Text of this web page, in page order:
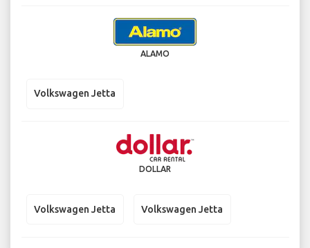
ALAMO
Volkswagen Jetta
DOLLAR
Volkswagen Jetta Volkswagen Jetta